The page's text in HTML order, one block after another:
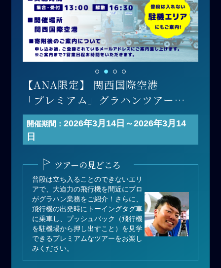
【ANA限定】 関西国際空港
「プレミアム」グラハンツアー
開催日 ：2026年3月14日(土)
寄付金額：200,000円（1名あた
り）
募集人数：2名
開催期間： 2026年3月14日～2026年3月14
日
ツアーの見どころ
普段は立ち入ることのできないエリ
アで、大迫力の飛行機を間近にプロ
がグラハン業務をご紹介！さらに、
飛行機の出発時にトーイングタグ車
に乗車し、プッシュバック（飛行機
を駐機場から押し出すこと）を見学
できるプレミアムなツアーをお楽し
みください。